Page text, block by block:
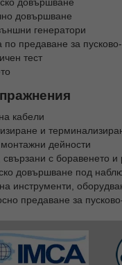
довършване
довършване
генератори
предаване за
тест
кабели
и
дейности
с боравенето и
довършване под
инструменти,
предаване за